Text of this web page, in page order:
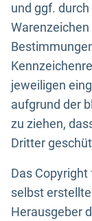
und ggf.
jeweiligen
aufgrund der
zu ziehen,
Dritter
Das
selbst
Herausgeber